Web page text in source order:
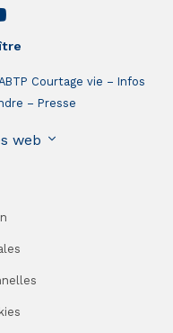
Courtage vie
Infos
Presse
web